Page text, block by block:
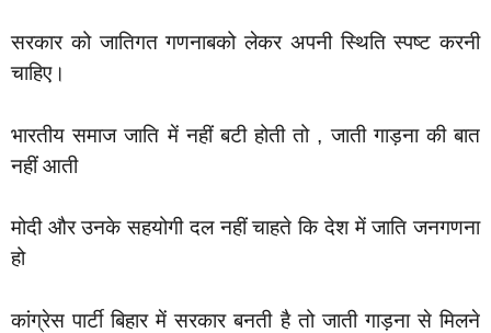
सरकार को जातिगत गणनाबको लेकर अपनी स्थिति स्पष्ट करनी
चाहिए।
भारतीय समाज जाति में नहीं बटी होती तो , जाती गाड़ना की बात
नहीं आती
मोदी और उनके सहयोगी दल नहीं चाहते कि देश में जाति जनगणना
हो
कांग्रेस पार्टी बिहार में सरकार बनती है तो जाती गाड़ना से मिलने